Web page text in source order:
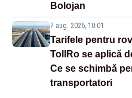
Bolojan
7 aug. 2026, 10:01
Tarifele pentru
TollRo se aplică
Ce se schimbă
transportatori